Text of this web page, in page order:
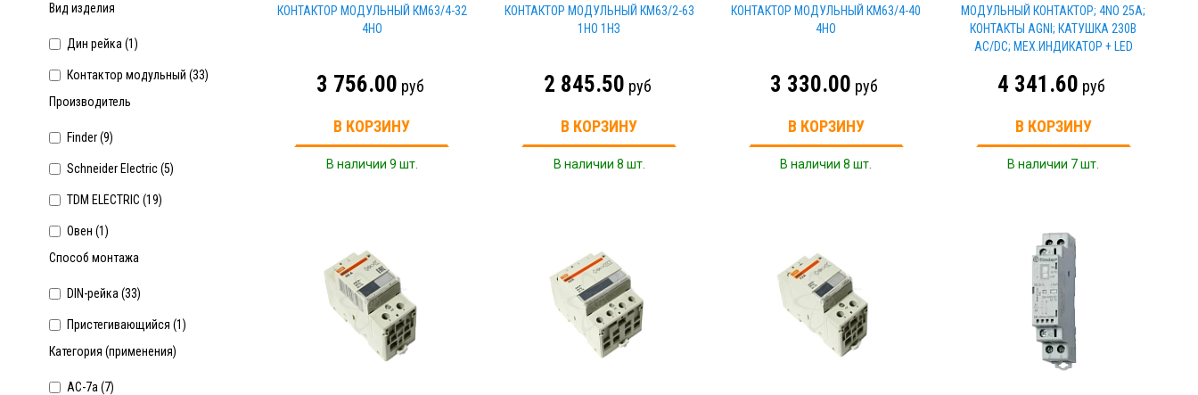
Вид изделия
Дин рейка (1)
Контактор модульный (33)
Производитель
Finder (9)
Schneider Electric (5)
TDM ELECTRIC (19)
Овен (1)
Способ монтажа
DIN-рейка (33)
Пристегивающийся (1)
Категория (применения)
AC-7a (7)
КОНТАКТОР МОДУЛЬНЫЙ КМ63/4-32
4НО
3 756.00 руб
В КОРЗИНУ
В наличии 9 шт.
КОНТАКТОР МОДУЛЬНЫЙ КМ63/2-63
1НО 1НЗ
2 845.50 руб
В КОРЗИНУ
В наличии 8 шт.
КОНТАКТОР МОДУЛЬНЫЙ КМ63/4-40
4НО
3 330.00 руб
В КОРЗИНУ
В наличии 8 шт.
МОДУЛЬНЫЙ КОНТАКТОР; 4NO 25А;
КОНТАКТЫ AGNI; КАТУШКА 230В
АС/DC; МЕХ.ИНДИКАТОР + LED
4 341.60 руб
В КОРЗИНУ
В наличии 7 шт.